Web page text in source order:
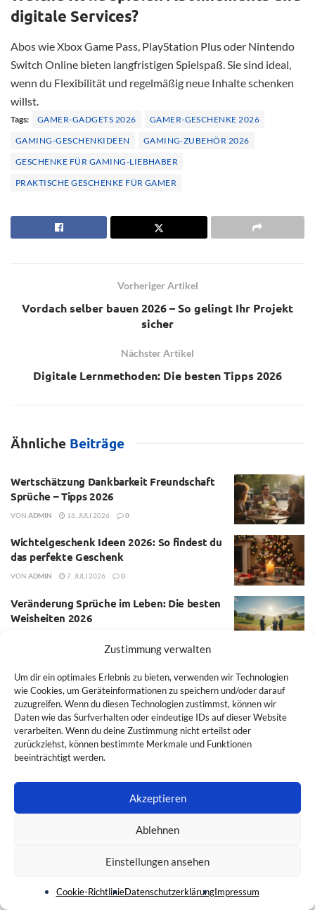
Zustimmung verwalten
Um dir ein optimales Erlebnis zu bieten, verwenden wir Technologien
wie Cookies, um Geräteinformationen zu speichern und/oder darauf
zuzugreifen. Wenn du diesen Technologien zustimmst, können wir
Daten wie das Surfverhalten oder eindeutige IDs auf dieser Website
verarbeiten. Wenn du deine Zustimmung nicht erteilst oder
zurückziehst, können bestimmte Merkmale und Funktionen
beeinträchtigt werden.
Akzeptieren
Ablehnen
Einstellungen ansehen
Cookie-RichtlinieDatenschutzerklärungImpressum
digitale Services?
Abos wie Xbox Game Pass, PlayStation Plus oder Nintendo
Switch Online bieten langfristigen Spielspaß. Sie sind ideal,
wenn du Flexibilität und regelmäßig neue Inhalte schenken
willst.
Tags: GAMER-GADGETS 2026
GAMER-GESCHENKE 2026
GAMING-GESCHENKIDEEN
GAMING-ZUBEHÖR 2026
GESCHENKE FÜR GAMING-LIEBHABER
PRAKTISCHE GESCHENKE FÜR GAMER
Vorheriger Artikel
Vordach selber bauen 2026 – So gelingt Ihr Projekt
sicher
Nächster Artikel
Digitale Lernmethoden: Die besten Tipps 2026
Ähnliche Beiträge
Wertschätzung Dankbarkeit Freundschaft
Sprüche – Tipps 2026
VON ADMIN 16. JULI 2026 0
Wichtelgeschenk Ideen 2026: So findest du
das perfekte Geschenk
VON ADMIN 7. JULI 2026 0
Veränderung Sprüche im Leben: Die besten
Weisheiten 2026
Bedeutung und Beispiele
WEITERE LADEN
erkennen & beheben